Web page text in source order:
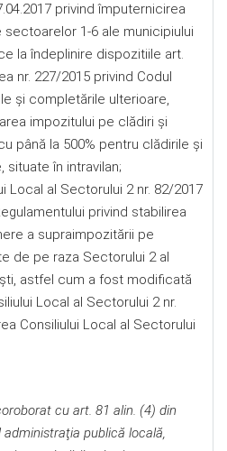
privind împuternicirea
1-6 ale municipiului
la îndeplinire dispozitiile art.
nr. 227/2015 privind Codul
şi completările ulterioare,
impozitului pe clădiri şi
până la 500% pentru clădirile şi
situate în intravilan;
Local al Sectorului 2 nr. 82/2017
privind stabilirea
a supraimpozitării pe
de pe raza Sectorului 2 al
astfel cum a fost modificată
Local al Sectorului 2 nr.
Consiliului Local al Sectorului
cu art. 81 alin. (4) din
publică locală,